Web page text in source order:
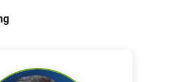
Rechtsformen von Unternehmen